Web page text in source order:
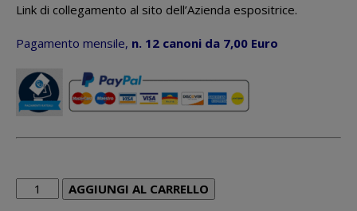
Link di collegamento al sito dell’Azienda espositrice.
Pagamento mensile, n. 12 canoni da 7,00 Euro
Banner
rotative
AGGIUNGI AL CARRELLO